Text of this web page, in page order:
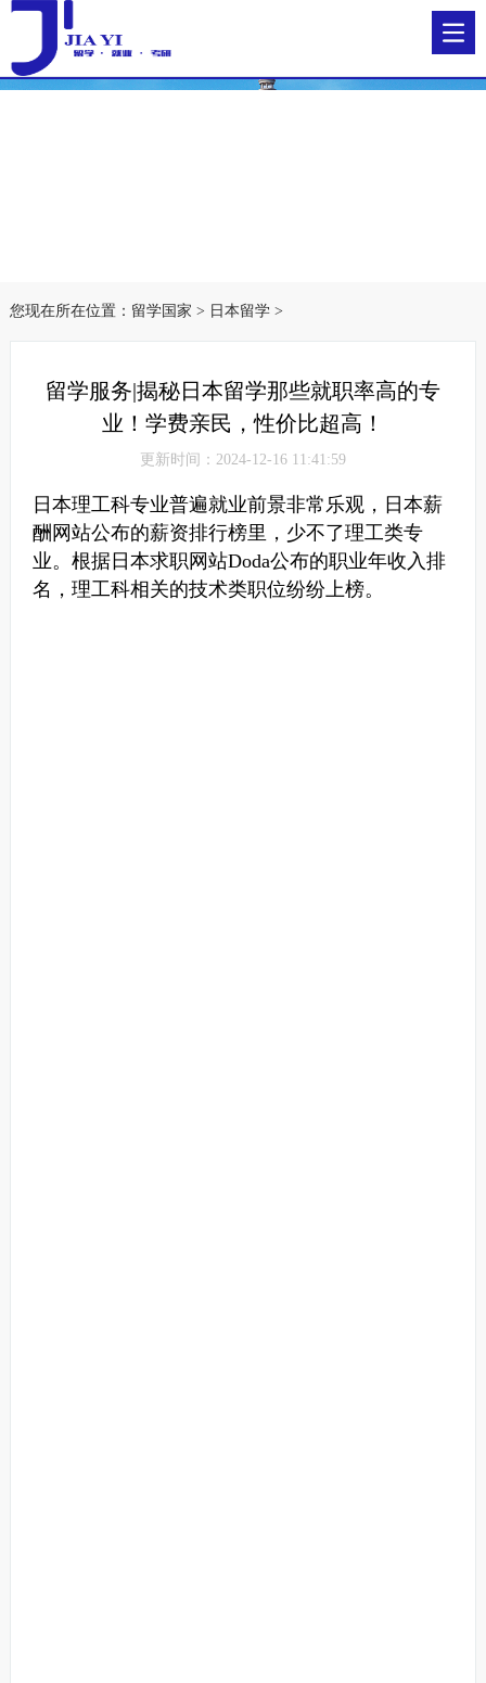
您现在所在位置： 留学国家 > 日本留学>
留学服务|揭秘日本留学那些就职率高的专
业！学费亲民，性价比超高！
更新时间：2024-12-16 11:41:59
日本理工科专业普遍就业前景非常乐观，日本薪
酬网站公布的薪资排行榜里，少不了理工类专
业。 根据日本求职网站Doda公布的职业年收入排
名，理工科相关的技术类职位纷纷上榜。